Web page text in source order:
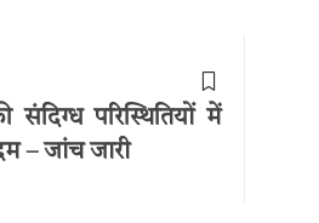
परिस्थितियों में
– जांच जारी